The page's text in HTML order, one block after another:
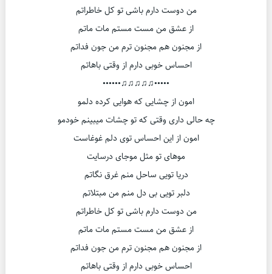
من دوست دارم باشی تو کل خاطراتم
از عشق من مست مستم مات ماتم
از مجنون هم مجنون ترم من جون فداتم
احساس خوبی دارم از وقتی باهاتم
•••••♫♫♫♫♫••••••
امون از چشایی که هوایی کرده دلمو
چه حالی داری وقتی که تو چشات میبینم خودمو
امون از این احساس توی دلم غوغاست
موهای تو مثل موجای درسایت
دریا تویی ساحل منم غرق نگاتم
دلبر تویی بی دل منم من مبتلاتم
من دوست دارم باشی تو کل خاطراتم
از عشق من مست مستم مات ماتم
از مجنون هم مجنون ترم من جون فداتم
احساس خوبی دارم از وقتی باهاتم